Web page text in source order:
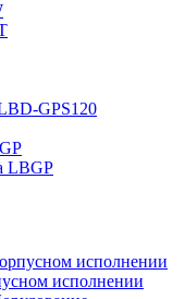
GPS120
LBGP
исполнении
исполнении